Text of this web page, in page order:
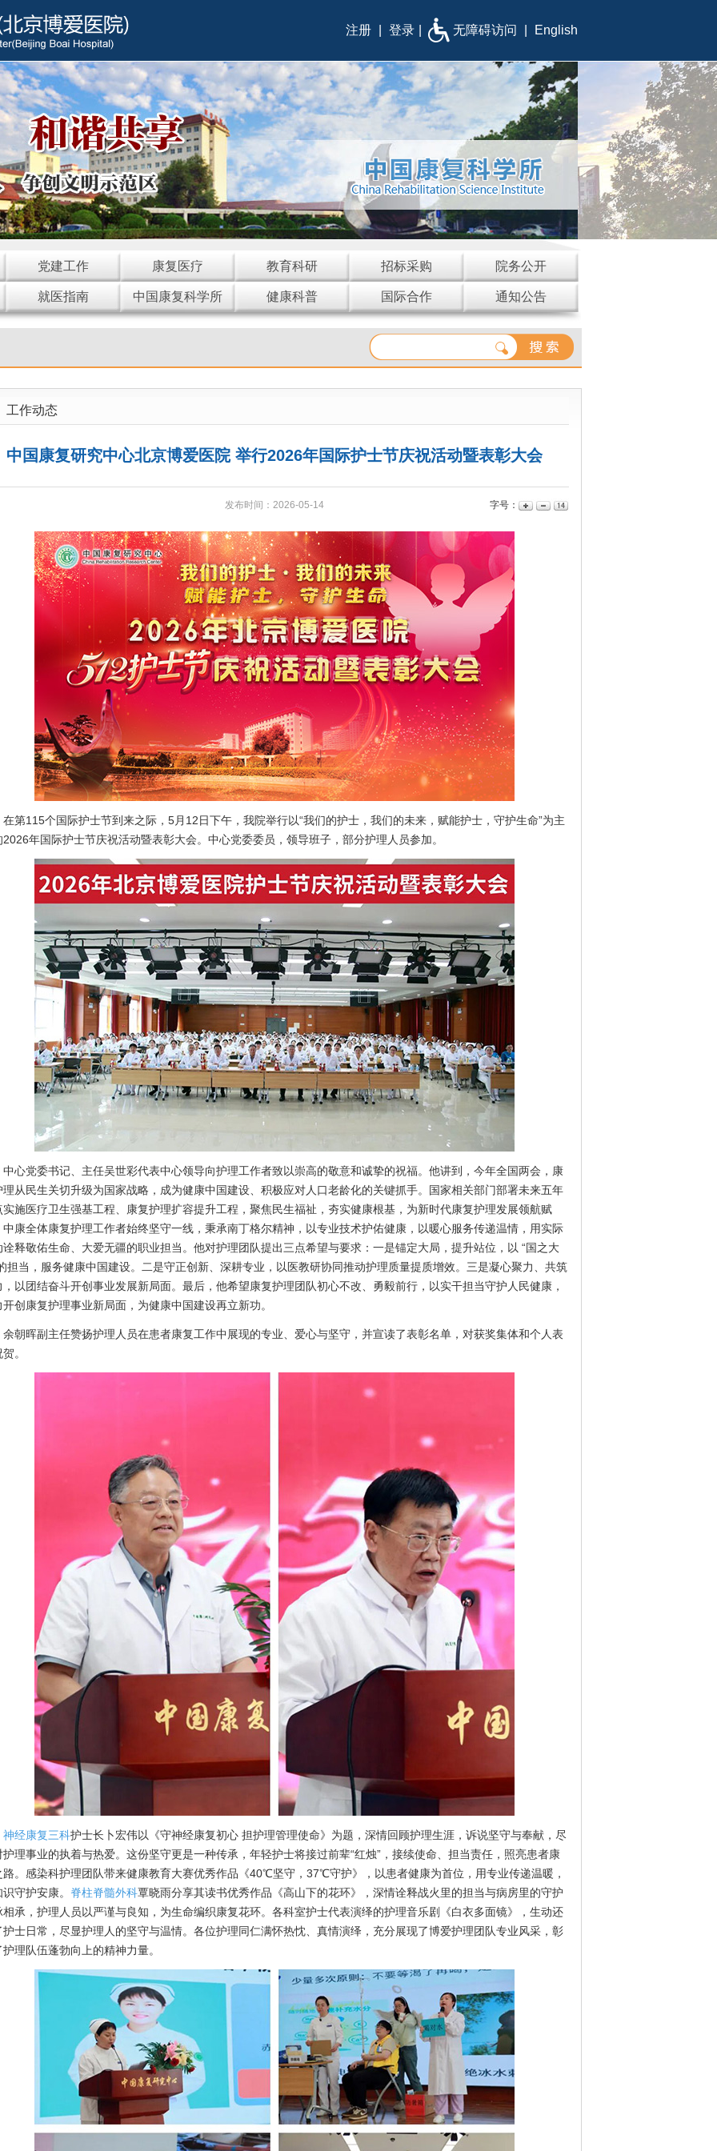
注册 登录 无障碍访问 English
党建工作 康复医疗 教育科研 招标采购 院务公开
就医指南 中国康复科学所 健康科普 国际合作 通知公告
工作动态
中国康复研究中心北京博爱医院 举行2026年国际护士节庆祝活动暨表彰大会
发布时间：2026-05-14 字号：
在第115个国际护士节到来之际，5月12日下午，我院举行以“我们的护士，我们的未来，赋能护士，守护生命”为主
2026年国际护士节庆祝活动暨表彰大会。中心党委委员，领导班子，部分护理人员参加。
中心党委书记、主任吴世彩代表中心领导向护理工作者致以崇高的敬意和诚挚的祝福。他讲到，今年全国两会，康
理从民生关切升级为国家战略，成为健康中国建设、积极应对人口老龄化的关键抓手。国家相关部门部署未来五年
实施医疗卫生强基工程、康复护理扩容提升工程，聚焦民生福祉，夯实健康根基，为新时代康复护理发展领航赋
中康全体康复护理工作者始终坚守一线，秉承南丁格尔精神，以专业技术护佑健康，以暖心服务传递温情，用实际
诠释敬佑生命、大爱无疆的职业担当。他对护理团队提出三点希望与要求：一是锚定大局，提升站位，以 “国之大
担当，服务健康中国建设。二是守正创新、深耕专业，以医教研协同推动护理质量提质增效。三是凝心聚力、共筑
，以团结奋斗开创事业发展新局面。最后，他希望康复护理团队初心不改、勇毅前行，以实干担当守护人民健康，
开创康复护理事业新局面，为健康中国建设再立新功。
余朝晖副主任赞扬护理人员在患者康复工作中展现的专业、爱心与坚守，并宣读了表彰名单，对获奖集体和个人表
。
神经康复三科护士长卜宏伟以《守神经康复初心 担护理管理使命》为题，深情回顾护理生涯，诉说坚守与奉献，尽
护理事业的执着与热爱。这份坚守更是一种传承，年轻护士将接过前辈“红烛”，接续使命、担当责任，照亮患者康
路。感染科护理团队带来健康教育大赛优秀作品《40℃坚守，37℃守护》，以患者健康为首位，用专业传递温暖，
守护安康。 脊柱脊髓外科覃晓雨分享其读书优秀作品《高山下的花环》，深情诠释战火里的担当与病房里的守护
相承，护理人员以严谨与良知，为生命编织康复花环。各科室护士代表演绎的护理音乐剧《白衣多面镜》，生动还
护士日常，尽显护理人的坚守与温情。各位护理同仁满怀热忱、真情演绎，充分展现了博爱护理团队专业风采，彰
理队伍蓬勃向上的精神力量。